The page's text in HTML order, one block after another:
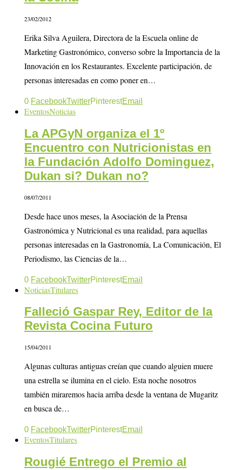
23/02/2012
Erika Silva Aguilera, Directora de la Escuela online de
Marketing Gastronómico, converso sobre la Importancia de la
Innovación en los Restaurantes. Excelente participación, de
personas interesadas en como poner en…
0 FacebookTwitterPinterestEmail
EventosNoticias
La APGyN organiza el 1º
Encuentro con Nutricionistas en
la Fundación Adolfo Dominguez,
Dukan si? Dukan no?
08/07/2011
Desde hace unos meses, la Asociación de la Prensa
Gastronómica y Nutricional es una realidad, para aquellas
personas interesadas en la Gastronomía, La Comunicación, El
Periodismo, las Ciencias de la…
0 FacebookTwitterPinterestEmail
NoticiasTitulares
Falleció Gaspar Rey, Editor de la
Revista Cocina Futuro
15/04/2011
Algunas culturas antiguas creían que cuando alguien muere
una estrella se ilumina en el cielo. Esta noche nosotros
también miraremos hacia arriba desde la ventana de Mugaritz
en busca de…
0 FacebookTwitterPinterestEmail
EventosTitulares
Rougié Entrego el Premio al